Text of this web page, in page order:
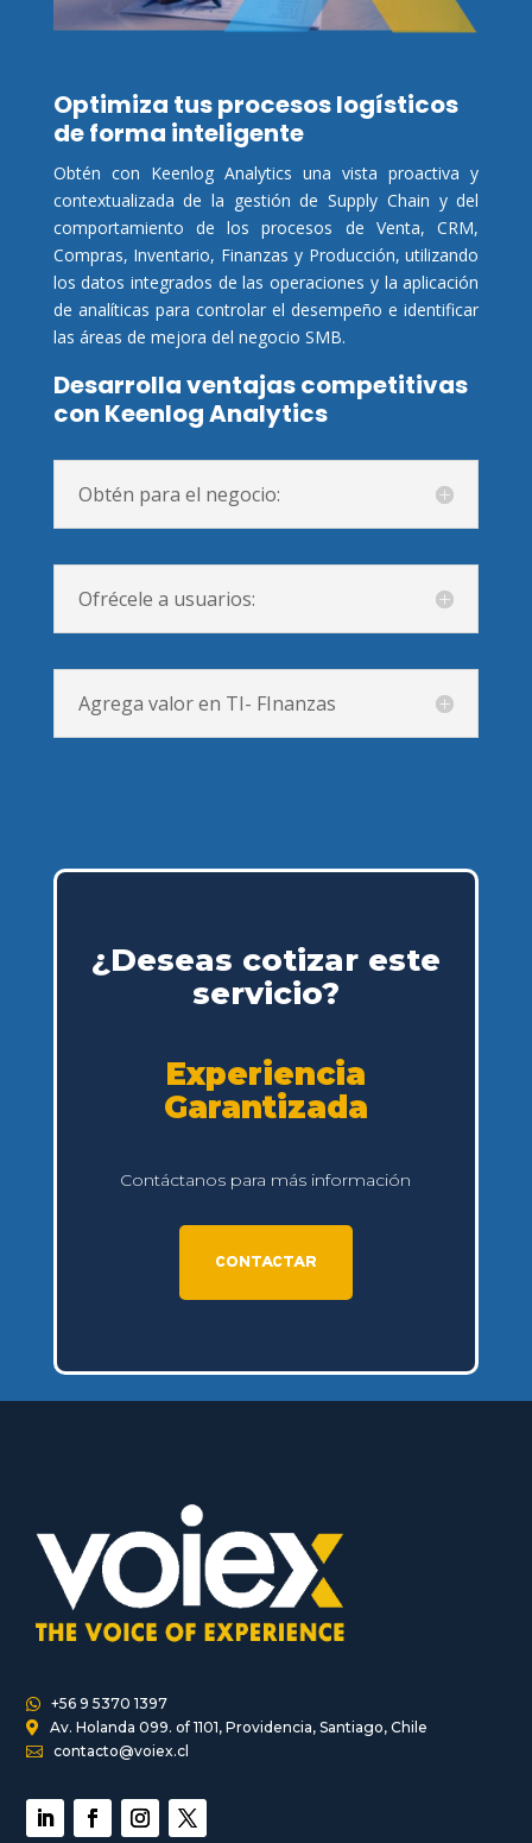
Optimiza tus procesos logísticos
de forma inteligente
Obtén con Keenlog Analytics una vista proactiva y
contextualizada de la gestión de Supply Chain y del
comportamiento de los procesos de Venta, CRM,
Compras, Inventario, Finanzas y Producción, utilizando
los datos integrados de las operaciones y la aplicación
de analíticas para controlar el desempeño e identificar
las áreas de mejora del negocio SMB.
Desarrolla ventajas competitivas
con Keenlog Analytics
Obtén para el negocio:
Ofrécele a usuarios:
Agrega valor en TI- FInanzas
¿Deseas cotizar este
servicio?
Experiencia
Garantizada
Contáctanos para más información
CONTACTAR
 +56 9 5370 1397
 Av. Holanda 099. of 1101, Providencia, Santiago, Chile
 contacto@voiex.cl